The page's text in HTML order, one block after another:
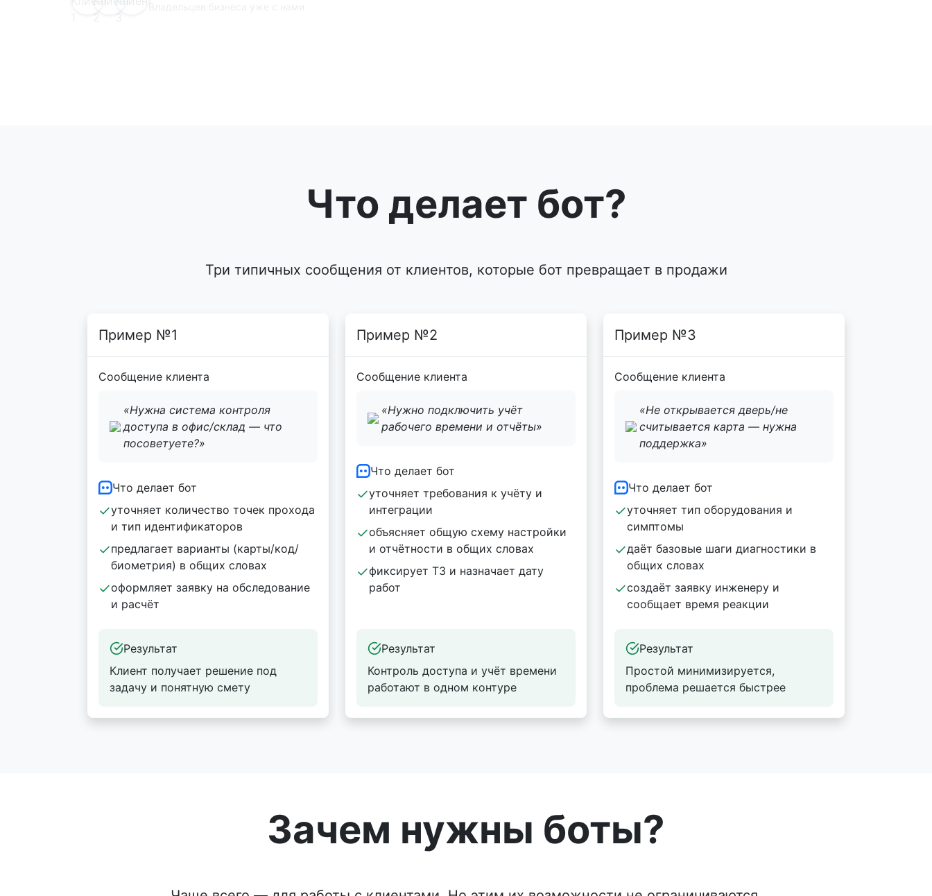
Что делает бот?
Три типичных сообщения от клиентов, которые бот превращает в продажи
Пример №1
Сообщение клиента
«Нужна система контроля
доступа в офис/склад — что
посоветуете?»
Что делает бот
уточняет количество точек прохода
и тип идентификаторов
предлагает варианты (карты/код/
биометрия) в общих словах
оформляет заявку на обследование
и расчёт
Результат
Клиент получает решение под
задачу и понятную смету
Пример №2
Сообщение клиента
«Нужно подключить учёт
рабочего времени и отчёты»
Что делает бот
уточняет требования к учёту и
интеграции
объясняет общую схему настройки
и отчётности в общих словах
фиксирует ТЗ и назначает дату
работ
Результат
Контроль доступа и учёт времени
работают в одном контуре
Пример №3
Сообщение клиента
«Не открывается дверь/не
считывается карта — нужна
поддержка»
Что делает бот
уточняет тип оборудования и
симптомы
даёт базовые шаги диагностики в
общих словах
создаёт заявку инженеру и
сообщает время реакции
Результат
Простой минимизируется,
проблема решается быстрее
Зачем нужны боты?